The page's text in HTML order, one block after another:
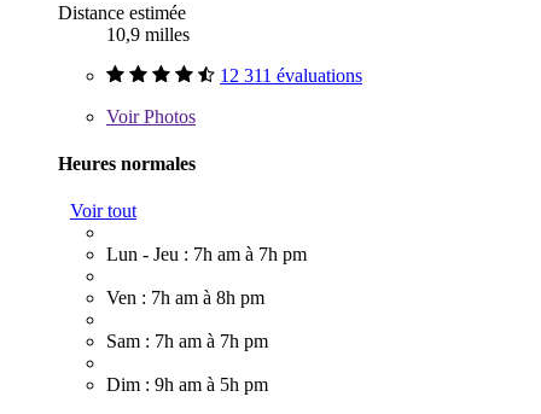
Distance estimée
10,9 milles
12 311 évaluations
VoirPhotos
Heures normales
Voir tout
Lun - Jeu : 7h am à 7h pm
Ven : 7h am à 8h pm
Sam : 7h am à 7h pm
Dim : 9h am à 5h pm